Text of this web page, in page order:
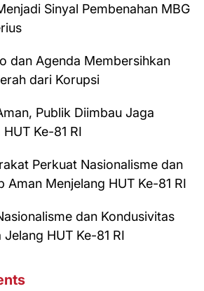
Sinyal Pembenahan MBG
dan Agenda Membersihkan
dari Korupsi
Publik Diimbau Jaga
Ke-81 RI
Perkuat Nasionalisme dan
Aman Menjelang HUT Ke-81 RI
dan Kondusivitas
Jelang HUT Ke-81 RI